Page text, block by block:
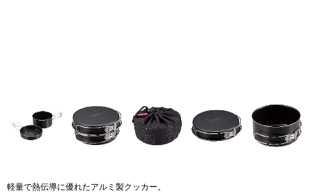
軽量で熱伝導に優れたアルミ製クッカー。